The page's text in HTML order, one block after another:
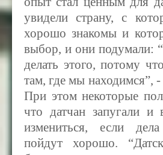
увидели страну, с
хорошо знакомы и
выбор, и они
делать этого, потому
там, где мы находимся”,
При этом некоторые
что датчан запугали
измениться, если
пойдут хорошо.